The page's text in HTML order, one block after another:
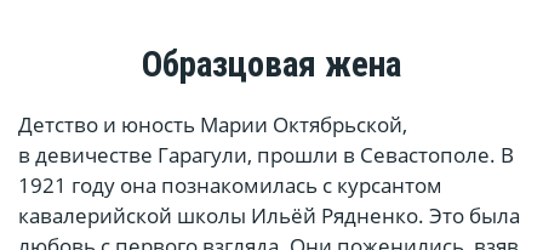
Образцовая жена
Детство и юность Марии Октябрьской,
в девичестве Гарагули, прошли в Севастополе. В
1921 году она познакомилась с курсантом
кавалерийской школы Ильёй Рядненко. Это была